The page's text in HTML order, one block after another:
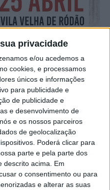
privacidade
e/ou acedemos a
cookies, e processamos
únicos e informações
para publicidade e
de publicidade e
e desenvolvimento de
e os nossos parceiros
de geolocalização
Poderá clicar para
parte e pela parte dos
descrito acima. Em
o consentimento ou para
e alterar as suas
à conversa os
Nunes Martins sobre